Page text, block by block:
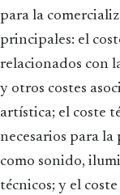
para la
principales: el
relacionados con
y otros costes
artística; el coste
necesarios para
como sonido,
técnicos; y el